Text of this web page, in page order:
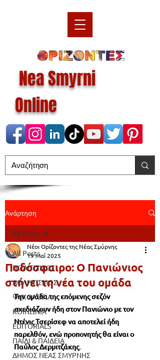
Nea Smyrni
Online
Ανάρτηση
All Posts
ΠΟΛΙΤΙΣΜΟΣ
ΑΘΛΗΤΙΣΜΟΣ
ΨΥΧΟΛΟΓΙΑ
ΚΟΙΝΩΝΙΑ
EDITORIALS
ΠΑΙΔΙ & ΠΑΙΔΕΙΑ
ΔΗΜΟΣ ΝΕΑΣ ΣΜΥΡΝΗΣ
All Posts
Ποδόσφαιρο: Ο Πανιώνιος
στήνει τη νέα του ομάδα
Νέοι Ορίζοντες της Νέας Σμύρνης
19 Μαΐ 2025
Την ομάδα της επόμενης σεζόν
σχεδιάζουν ήδη στον Πανιώνιο με τον
Ντένις Τσερίσεφ να αποτελεί ήδη
παρελθόν, ενώ προπονητής θα είναι ο
Παύλος Δερμιτζάκης.